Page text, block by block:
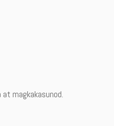
magkakasunod.